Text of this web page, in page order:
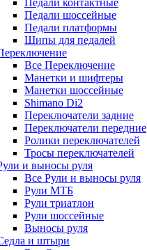
Педали контактные
Педали шоссейные
Педали платформы
Шипы для педалей
Все Переключение
Манетки и шифтеры
Манетки шоссейные
Shimano Di2
Переключатели задние
Переключатели передние
Ролики переключателей
Тросы переключателей
и выносы руля
Все Рули и выносы руля
Рули МТБ
Рули триатлон
Рули шоссейные
Выносы руля
и штыри